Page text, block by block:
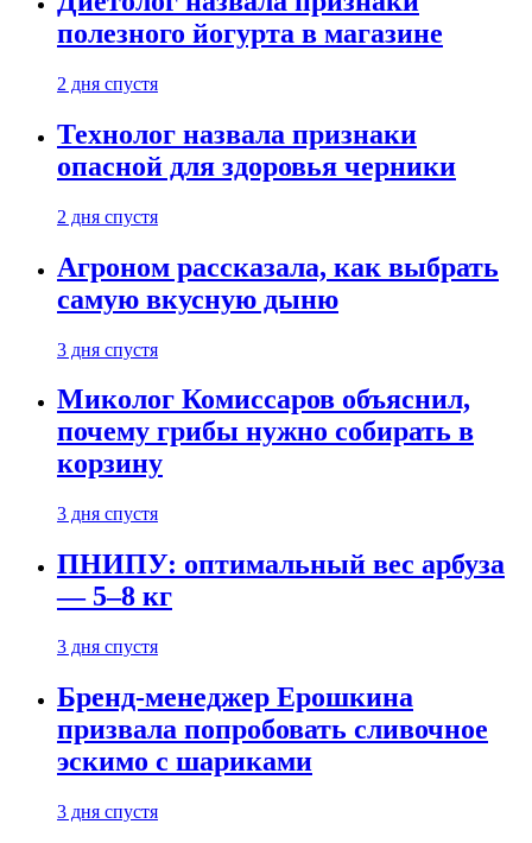
полезного йогурта в магазине
2 дня спустя
Технолог назвала признаки
опасной для здоровья черники
2 дня спустя
Агроном рассказала, как выбрать
самую вкусную дыню
3 дня спустя
Миколог Комиссаров объяснил,
почему грибы нужно собирать в
корзину
3 дня спустя
ПНИПУ: оптимальный вес арбуза
— 5–8 кг
3 дня спустя
Бренд-менеджер Ерошкина
призвала попробовать сливочное
эскимо с шариками
3 дня спустя